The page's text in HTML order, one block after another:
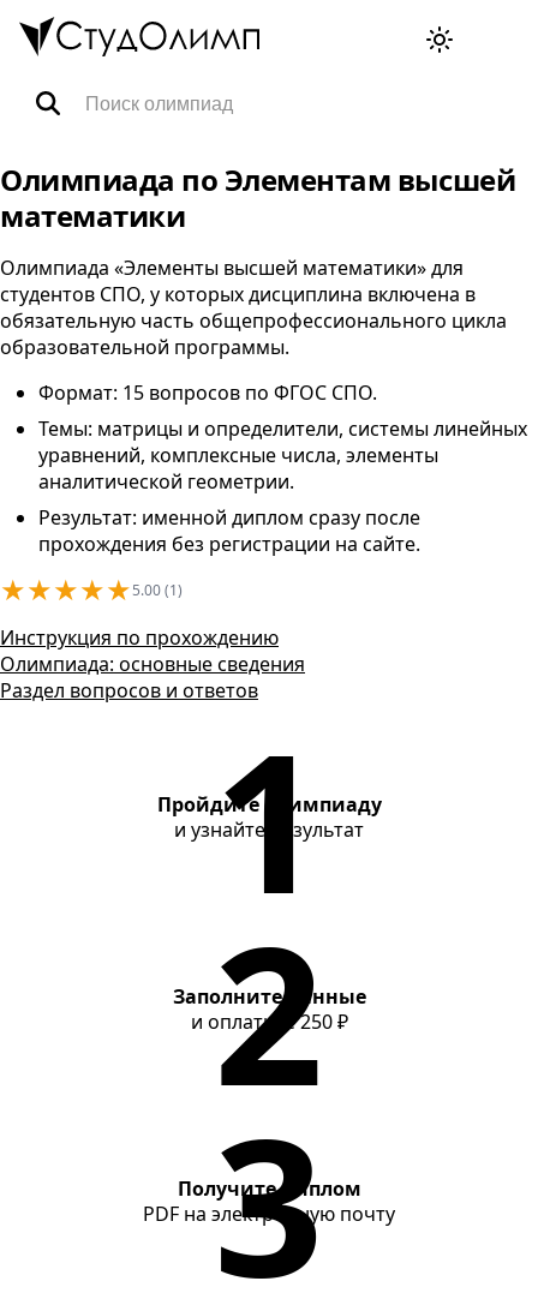
Олимпиада по Элементам высшей
математики
Олимпиада «Элементы высшей математики» для
студентов СПО, у которых дисциплина включена в
обязательную часть общепрофессионального цикла
образовательной программы.
Формат: 15 вопросов по ФГОС СПО.
Темы: матрицы и определители, системы линейных
уравнений, комплексные числа, элементы
аналитической геометрии.
Результат: именной диплом сразу после
прохождения без регистрации на сайте.
★★★★★5.00 (1)
Инструкция по прохождению
Олимпиада: основные сведения
Раздел вопросов и ответов
Пройдите олимпиаду
и узнайте результат
Заполните данные
и оплатите250 ₽
Получите диплом
PDF на электронную почту
Тренажёры ВПР
FAQ
Корзина
Контакты